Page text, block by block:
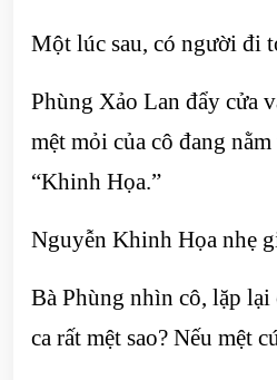
Một lúc sau, có người đi
Phùng Xảo Lan đẩy cửa
mệt mỏi của cô đang
“Khinh Họa.”
Nguyễn Khinh Họa nhẹ
Bà Phùng nhìn cô, lặp lại
ca rất mệt sao? Nếu mệt